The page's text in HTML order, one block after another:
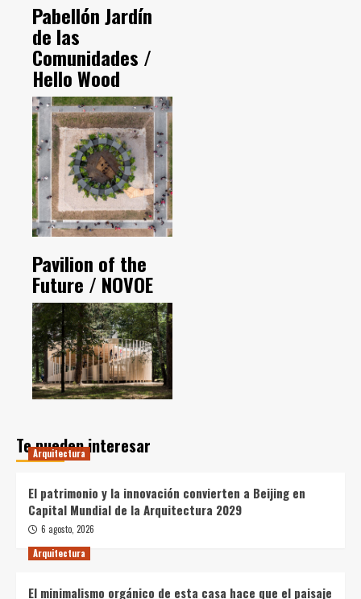
Pabellón Jardín
de las
Comunidades /
Hello Wood
Pavilion of the
Future / NOVOE
Te pueden interesar
Arquitectura
El patrimonio y la innovación convierten a Beijing en
Capital Mundial de la Arquitectura 2029
6 agosto, 2026
Arquitectura
El minimalismo orgánico de esta casa hace que el paisaje